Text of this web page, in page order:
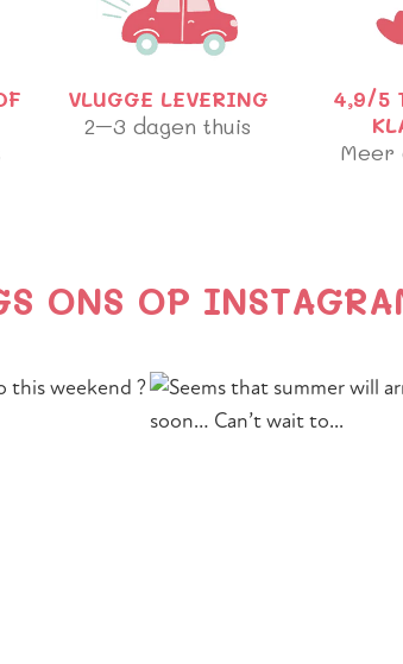
VLUGGE LEVERING
2–3 dagen thuis
4,9/5
Meer
ONS OP
Section heading
Section description